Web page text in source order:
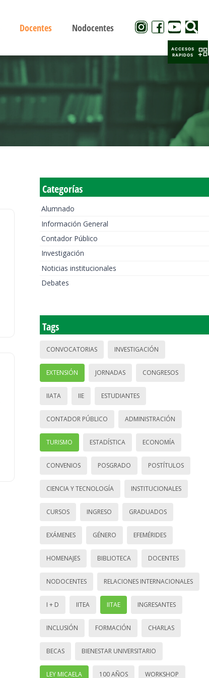
Docentes Nodocentes
Categorías
Alumnado
Información General
Contador Público
Investigación
Noticias institucionales
Debates
Tags
CONVOCATORIAS INVESTIGACIÓN
EXTENSIÓN JORNADAS CONGRESOS
IIATA IIE ESTUDIANTES
CONTADOR PÚBLICO ADMINISTRACIÓN
TURISMO ESTADÍSTICA ECONOMÍA
CONVENIOS POSGRADO POSTÍTULOS
CIENCIA Y TECNOLOGÍA INSTITUCIONALES
CURSOS INGRESO GRADUADOS
EXÁMENES GÉNERO EFEMÉRIDES
HOMENAJES BIBLIOTECA DOCENTES
NODOCENTES RELACIONES INTERNACIONALES
I + D IITEA IITAE INGRESANTES
INCLUSIÓN FORMACIÓN CHARLAS
BECAS BIENESTAR UNIVERSITARIO
LEY MICAELA 100 AÑOS WORKSHOP
ACCESOS
RAPIDOS